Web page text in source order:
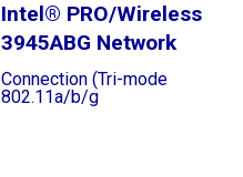
Intel® PRO/Wireless
3945ABG Network
Connection (Tri-mode
802.11a/b/g